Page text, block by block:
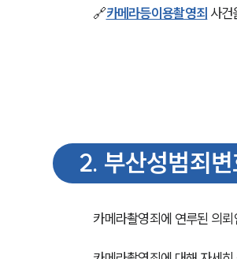
🔗카메라등이용촬영죄 사건
2. 부산성범죄
카메라촬영죄에 연루된 의